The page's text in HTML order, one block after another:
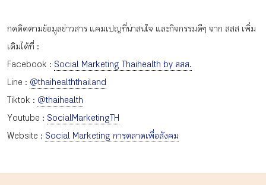
TH EN
กดติดตามข้อมูลข่าวสาร แคมเปญที่น่าสนใจ และกิจกรรมดีๆ จาก สสส เพิ่ม
เติมได้ที่ :
Facebook : Social Marketing Thaihealth by สสส.
Line : @thaihealththailand
Tiktok : @thaihealth
Youtube : SocialMarketingTH
Website : Social Marketing การตลาดเพื่อสังคม